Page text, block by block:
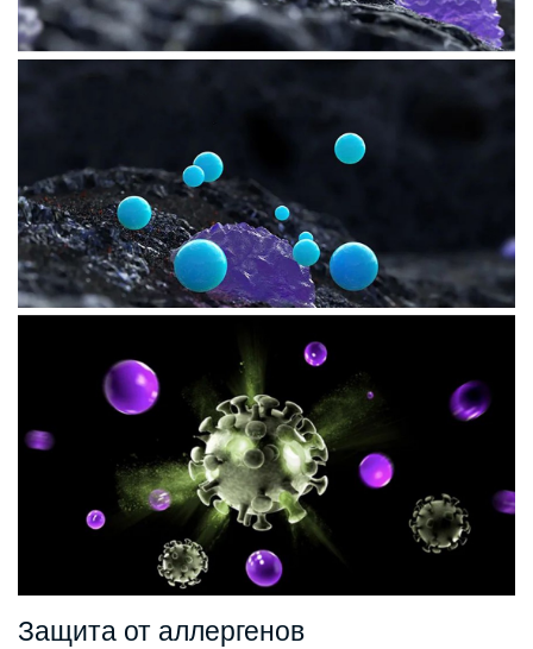
Защита от аллергенов